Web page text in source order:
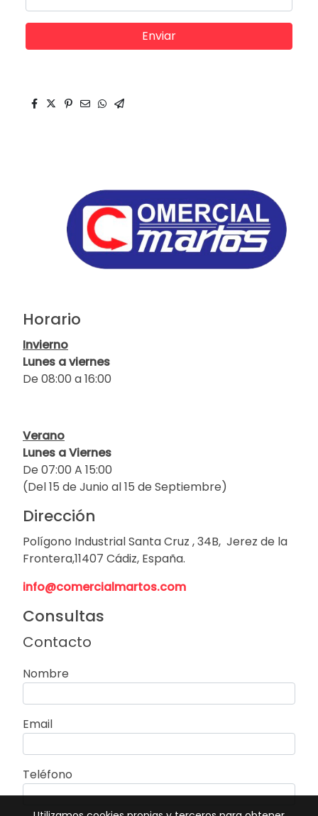
Enviar
Horario
Invierno
Lunes a viernes
De 08:00 a 16:00
Verano
Lunes a Viernes
De 07:00 A 15:00
(Del 15 de Junio al 15 de Septiembre)
Dirección
Polígono Industrial Santa Cruz , 34B, Jerez de la
Frontera,11407 Cádiz, España.
info@comercialmartos.com
Consultas
Contacto
Nombre
Email
Teléfono